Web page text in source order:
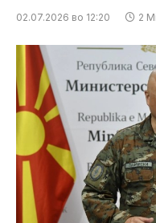
02.07.2026 во 12:20 2